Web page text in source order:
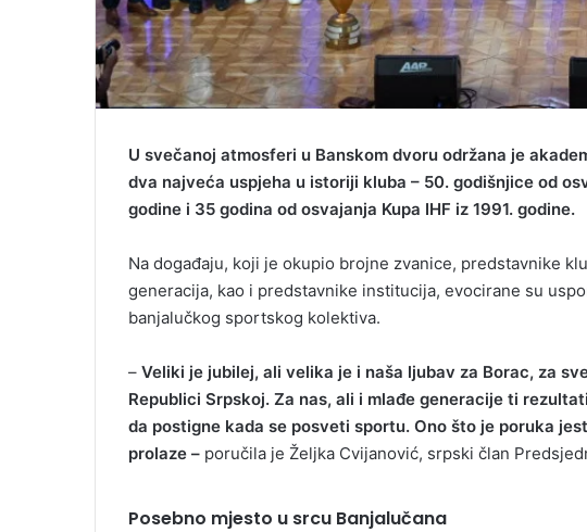
U svečanoj atmosferi u Banskom dvoru održana je
dva najveća uspjeha u istoriji kluba – 50. godišnjice od
godine i 35 godina od osvajanja Kupa IHF iz 1991. godine.
Na događaju, koji je okupio brojne zvanice, predstavnike
generacija, kao i predstavnike institucija, evocirane su
banjalučkog sportskog kolektiva.
– Veliki je jubilej, ali velika je i naša ljubav za Borac, za
Republici Srpskoj. Za nas, ali i mlađe generacije ti
da postigne kada se posveti sportu. Ono što je poruka
prolaze – poručila je Željka Cvijanović, srpski član
Posebno mjesto u srcu Banjalučana